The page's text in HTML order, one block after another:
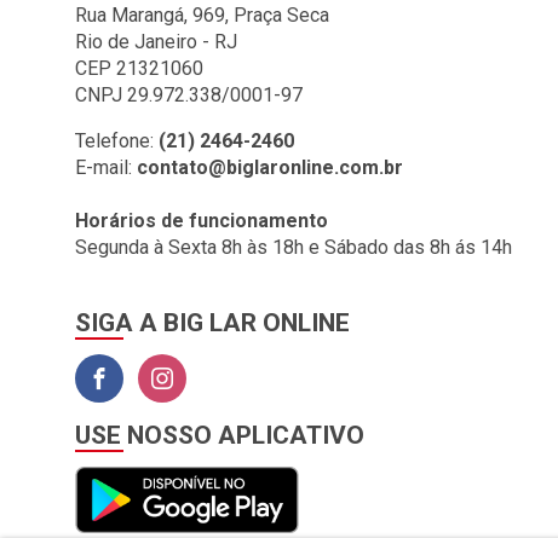
BIG LAR (1)
BOMBRIL (2)
BOTAFOGO (3)
BRASILIT (1)
BRONZEARTE (4)
CERAL (35)
CLINCK COMERCIO DE
COLGATE (1)
COMEP (1)
CORTAG (1)
COZIMAX (63)
Rua Marangá, 969, Praça Seca
Rio de Janeiro - RJ
CEP 21321060
CNPJ 29.972.338/0001-97
Telefone: (21) 2464-2460
E-mail: contato@biglaronline.com.br
Horários de funcionamento
Segunda à Sexta 8h às 18h e Sábado das 8h ás 14h
SIGA A BIG LAR ONLINE
USE NOSSO APLICATIVO